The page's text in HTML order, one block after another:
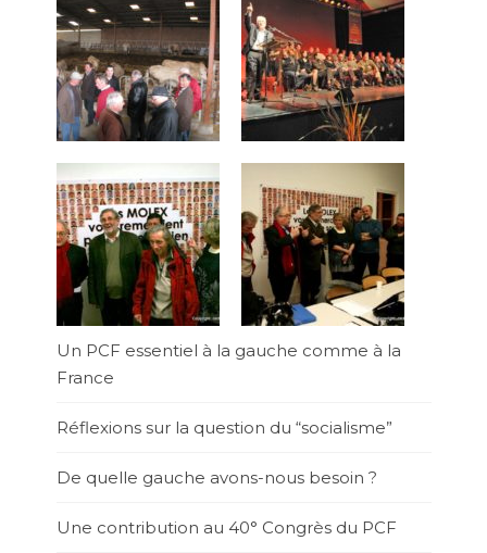
Un PCF essentiel à la gauche comme à la
France
Réflexions sur la question du “socialisme”
De quelle gauche avons-nous besoin ?
Une contribution au 40° Congrès du PCF